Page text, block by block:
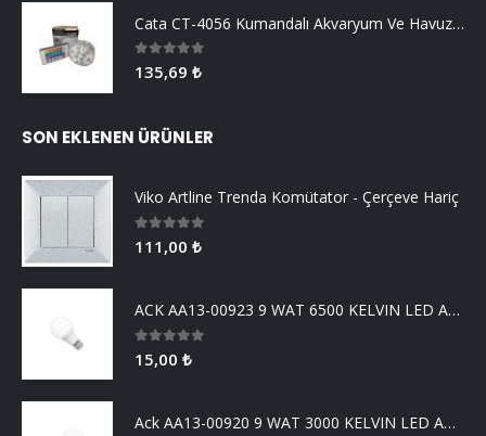
Cata CT-4056 Kumandalı Akvaryum Ve Havuz Aydınlatma
0 5 üzerinden
135,69 ₺
SON EKLENEN ÜRÜNLER
Viko Artline Trenda Komütator - Çerçeve Hariç
5 üzerinden
111,00 ₺
ACK AA13-00923 9 WAT 6500 KELVIN LED AMPUL
5 üzerinden
15,00 ₺
Ack AA13-00920 9 WAT 3000 KELVIN LED AMPUL